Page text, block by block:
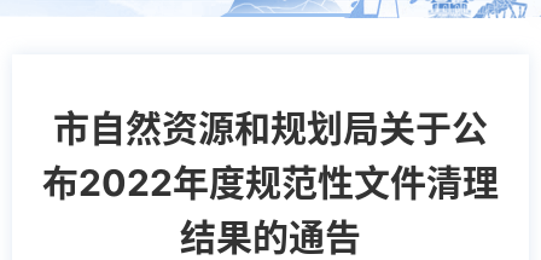
市自然资源和规划局关于公
布2022年度规范性文件清理
结果的通告